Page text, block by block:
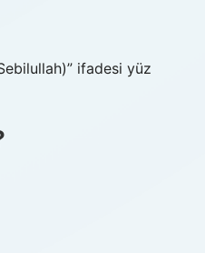
ifadesi yüz